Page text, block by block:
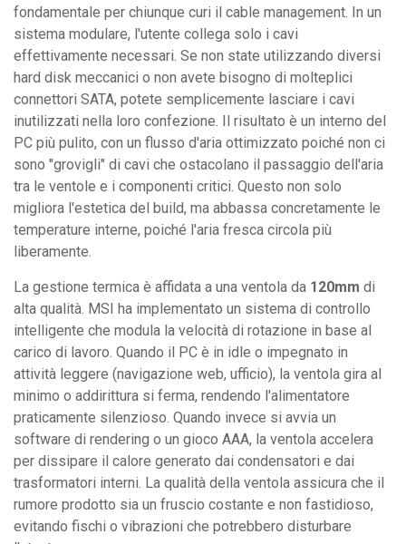
fondamentale per chiunque curi il cable management. In un
sistema modulare, l'utente collega solo i cavi
effettivamente necessari. Se non state utilizzando diversi
hard disk meccanici o non avete bisogno di molteplici
connettori SATA, potete semplicemente lasciare i cavi
inutilizzati nella loro confezione. Il risultato è un interno del
PC più pulito, con un flusso d'aria ottimizzato poiché non ci
sono "grovigli" di cavi che ostacolano il passaggio dell'aria
tra le ventole e i componenti critici. Questo non solo
migliora l'estetica del build, ma abbassa concretamente le
temperature interne, poiché l'aria fresca circola più
liberamente.
La gestione termica è affidata a una ventola da 120mm di
alta qualità. MSI ha implementato un sistema di controllo
intelligente che modula la velocità di rotazione in base al
carico di lavoro. Quando il PC è in idle o impegnato in
attività leggere (navigazione web, ufficio), la ventola gira al
minimo o addirittura si ferma, rendendo l'alimentatore
praticamente silenzioso. Quando invece si avvia un
software di rendering o un gioco AAA, la ventola accelera
per dissipare il calore generato dai condensatori e dai
trasformatori interni. La qualità della ventola assicura che il
rumore prodotto sia un fruscio costante e non fastidioso,
evitando fischi o vibrazioni che potrebbero disturbare